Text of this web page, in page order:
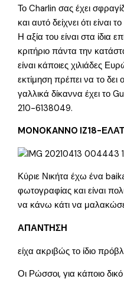
Το Charlin σας έχει
και αυτό δείχνει ότι
Η αξία του είναι στα ίδια
κριτήριο πάντα την
είναι κάποιες χιλιάδες
εκτίμηση πρέπει να το δει
γαλλικά δίκαννα έχει το
210-6138049.
MONOKANNO IZ18-
Κύριε Νικήτα έχω ένα
φωτογραφίας και είναι
να κάνω κάτι να
ΑΠΑΝΤΗΣΗ
είχα ακριβώς το ίδιο
Οι Ρώσσοι, για κάποιο